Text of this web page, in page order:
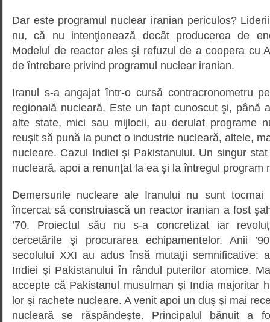
Dar este programul nuclear iranian periculos?
nu, că nu intenţionează decât producerea de
Modelul de reactor ales şi refuzul de a coopera cu
de întrebare privind programul nuclear iranian.
Iranul s-a angajat într-o cursă contracronometru
regională nucleară. Este un fapt cunoscut şi, până
alte state, mici sau mijlocii, au derulat programe
reuşit să pună la punct o industrie nucleară, altele,
nucleare. Cazul Indiei şi Pakistanului. Un singur
nucleară, apoi a renunţat la ea şi la întregul program
Demersurile nucleare ale Iranului nu sunt
încercat să construiască un reactor iranian a fost
’70. Proiectul său nu s-a concretizat iar
cercetările şi procurarea echipamentelor. Anii
secolului XXI au adus însă mutaţii semnificative:
Indiei şi Pakistanului în rândul puterilor atomice.
accepte că Pakistanul musulman şi India majoritar
lor şi rachete nucleare. A venit apoi un duş şi mai
nucleară se răspândeşte. Principalul bănuit a